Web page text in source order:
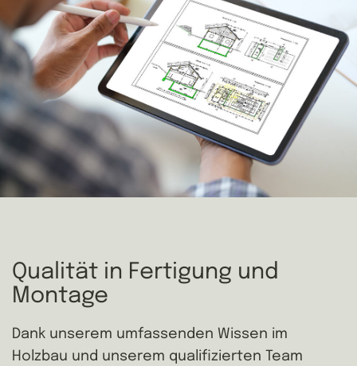
Qualität in Fertigung und
Montage
Dank unserem umfassenden Wissen im
Holzbau und unserem qualifizierten Team